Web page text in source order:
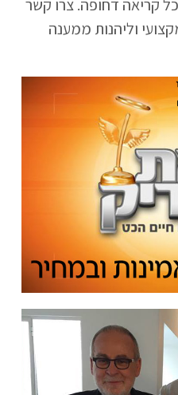
לכל קריאה דחופה. צרו קשר
וליהנות ממענה